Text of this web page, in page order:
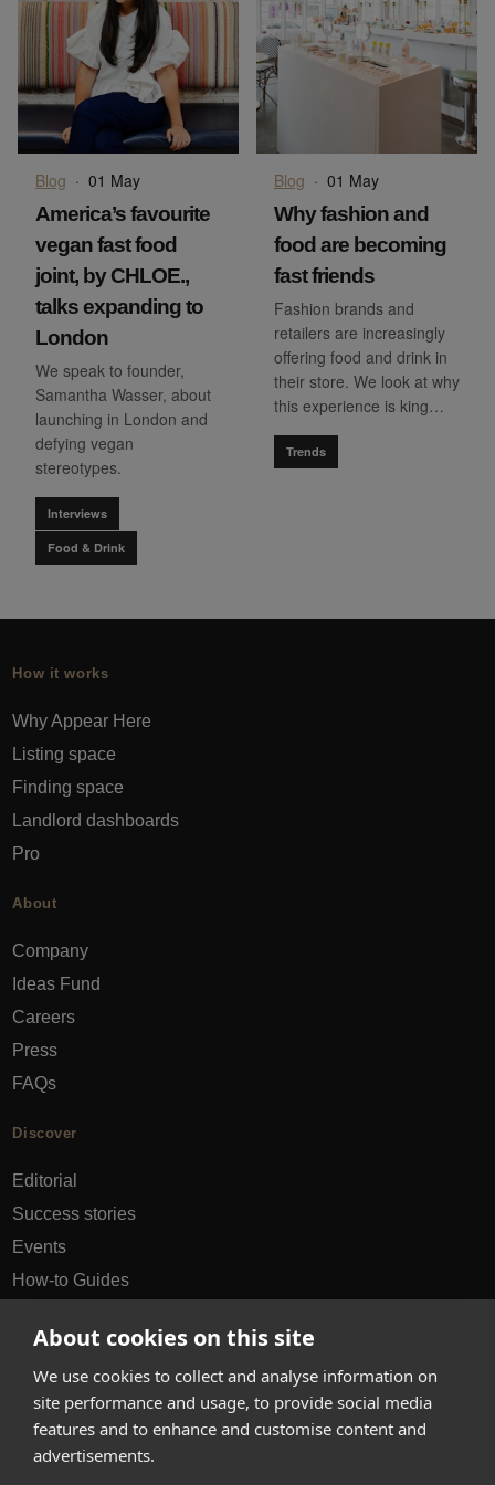
About cookies on this site
We use cookies to collect and analyse information on
site performance and usage, to provide social media
features and to enhance and customise content and
advertisements.
Blog · 01 May
America’s favourite
vegan fast food
joint, by CHLOE.,
talks expanding to
London
We speak to founder,
Samantha Wasser, about
launching in London and
defying vegan
stereotypes.
Interviews
Food & Drink
Blog · 01 May
Why fashion and
food are becoming
fast friends
Fashion brands and
retailers are increasingly
offering food and drink in
their store. We look at why
this experience is king…
Trends
How it works
Why Appear Here
Listing space
Finding space
Landlord dashboards
Pro
About
Company
Ideas Fund
Careers
Press
FAQs
Discover
Editorial
Success stories
Events
How-to Guides
hello@appearhere.co.uk
United Kingdom